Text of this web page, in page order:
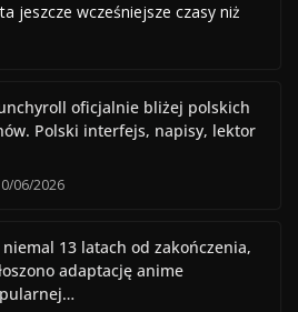
jeszcze wcześniejsze czasy niż
oficjalnie bliżej polskich
Polski interfejs, napisy, lektor
06/2026
niemal 13 latach od zakończenia,
adaptację anime